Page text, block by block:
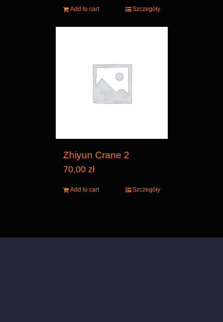
Add to cart Szczegóły
Zhiyun Crane 2
70,00 zł
Add to cart Szczegóły